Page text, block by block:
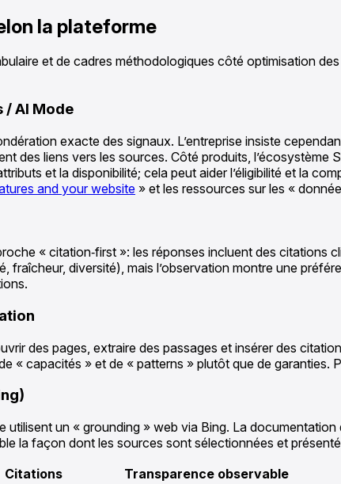
la plateforme
et de cadres méthodologiques côté optimisation
/ AI Mode
exacte des signaux. L’entreprise insiste
des liens vers les sources. Côté produits,
et la disponibilité; cela peut aider l’éligibilité et la
and your website » et les ressources sur les «
« citation‑first »: les réponses incluent des citations
fraîcheur, diversité), mais l’observation montre une
des pages, extraire des passages et insérer des
« capacités » et de « patterns » plutôt que de
utilisent un « grounding » web via Bing. La
la façon dont les sources sont sélectionnées et
Citations Transparence observable